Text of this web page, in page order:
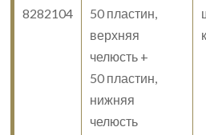
8282104
50 пластин,
верхняя
челюсть +
50 пластин,
нижняя
челюсть